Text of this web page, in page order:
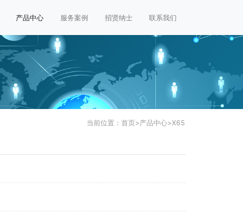
产品中心 服务案例 招贤纳士 联系我们
当前位置： 首页>产品中心>X65